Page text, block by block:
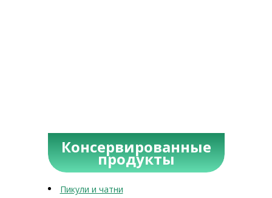
Консервированные
продукты
Пикули и чатни